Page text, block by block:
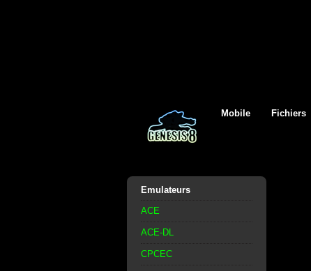
Mobile Fichiers
Emulateurs
ACE
ACE-DL
CPCEC